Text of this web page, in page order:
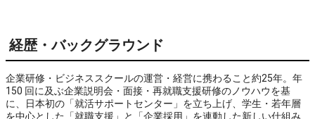
経歴・バックグラウンド
企業研修・ビジネススクールの運営・経営に携わること約25年。年
150 回に及ぶ企業説明会・面接・再就職支援研修のノウハウを基
に、日本初の「就活サポートセンター」を立ち上げ、学生・若年層
を中心とした「就職支援」と「企業採用」を連動した新しい仕組み